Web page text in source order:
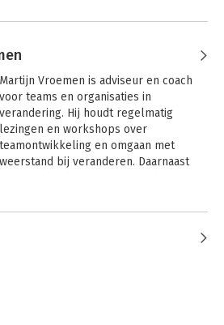
Martijn Vroemen is adviseur en coach
voor teams en organisaties in
verandering. Hij houdt regelmatig
lezingen en workshops over
teamontwikkeling en omgaan met
weerstand bij veranderen. Daarnaast
trainers en teamleiders.
door Martijn